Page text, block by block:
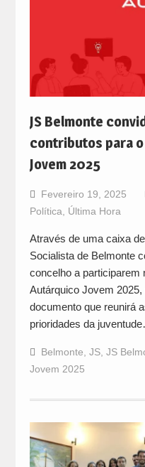
JS Belmonte
contributos para
Jovem 2025
Fevereiro 19, 2025
Política
Última Hora
Através de uma caixa
Socialista de Belmonte
concelho a participarem
Autárquico Jovem
documento que reunirá
prioridades da
Belmonte JS, JS
Jovem 2025